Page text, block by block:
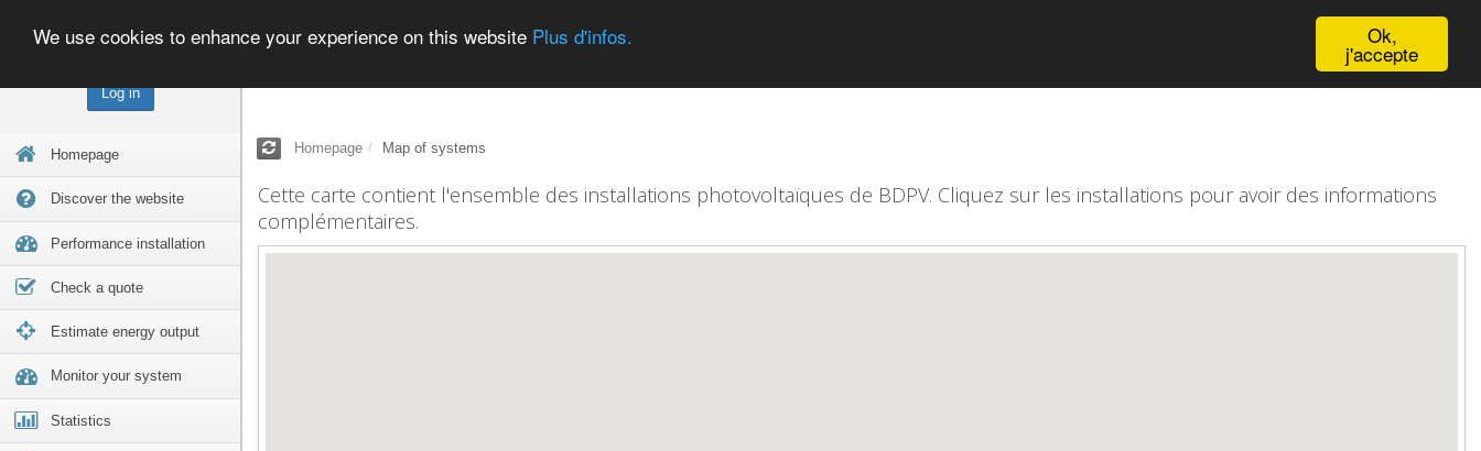
Log in
Homepage
Discover the website
Performance installation
Check a quote
Estimate energy output
Monitor your system
Statistics
Ok,
j'accepte
We use cookies to enhance your experience on this website Plus d'infos.
Homepage Map of systems
Cette carte contient l'ensemble des installations photovoltaïques de BDPV. Cliquez sur les installations pour avoir des informations
complémentaires.